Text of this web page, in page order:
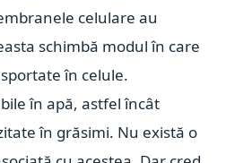
celulare au
schimbă modul în care
în celule.
în apă, astfel încât
în grăsimi. Nu există o